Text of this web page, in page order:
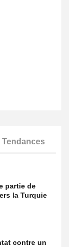
Tendances
partie de
la Turquie
contre un